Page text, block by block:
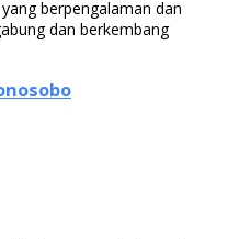
berpengalaman dan
dan berkembang